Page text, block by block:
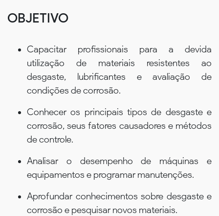
OBJETIVO
Capacitar profissionais para a devida
utilização de materiais resistentes ao
desgaste, lubrificantes e avaliação de
condições de corrosão.
Conhecer os principais tipos de desgaste e
corrosão, seus fatores causadores e métodos
de controle.
Analisar o desempenho de máquinas e
equipamentos e programar manutenções.
Aprofundar conhecimentos sobre desgaste e
corrosão e pesquisar novos materiais.